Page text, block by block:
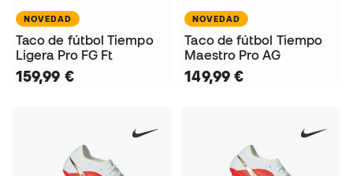
NOVEDAD
Taco de fútbol Tiempo
Ligera Pro FG Ft
159,99 €
NOVEDAD
Taco de fútbol Tiempo
Maestro Pro AG
149,99 €